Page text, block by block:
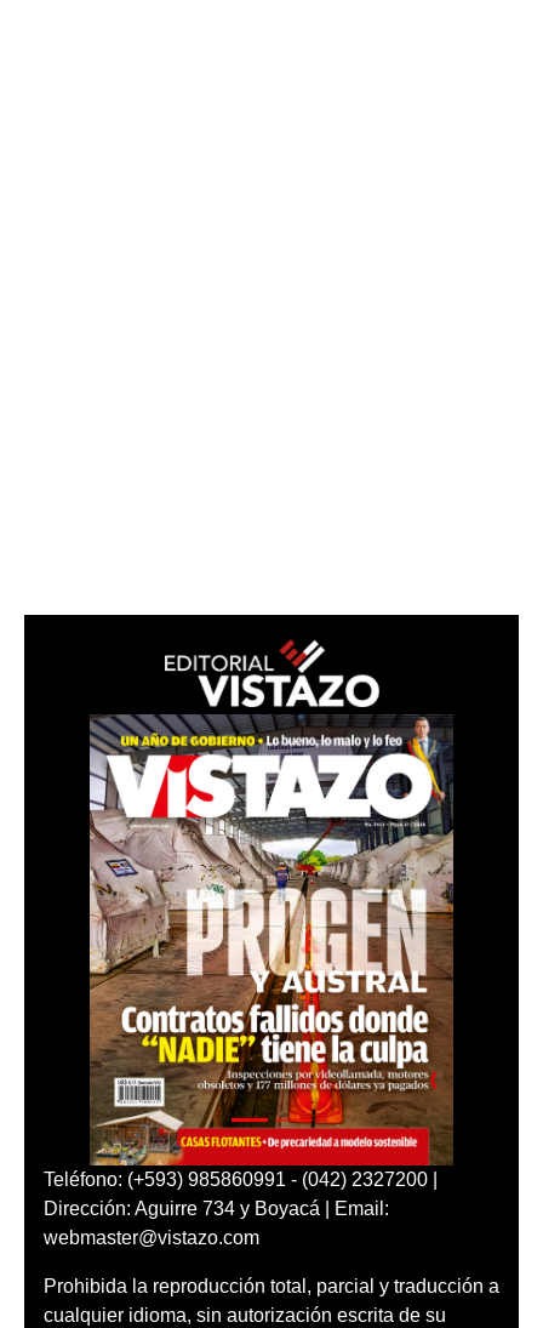
Teléfono: (+593) 985860991 - (042) 2327200 |
Dirección: Aguirre 734 y Boyacá | Email:
webmaster@vistazo.com
Prohibida la reproducción total, parcial y traducción a
cualquier idioma, sin autorización escrita de su